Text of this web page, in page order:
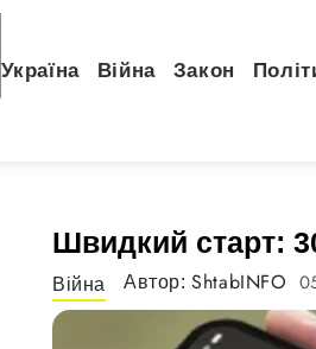
Україна Війна Закон
Швидкий старт:
Війна Автор:ShtabINFO